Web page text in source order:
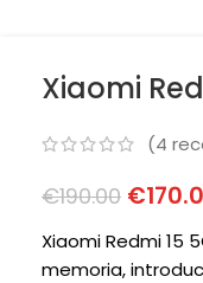
Xiaomi
(4
€190.00 €
Xiaomi Redmi 15
memoria,